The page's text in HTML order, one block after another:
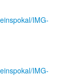
IMG-
IMG-